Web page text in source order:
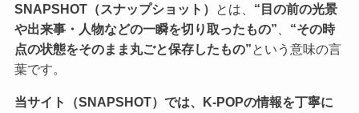
SNAPSHOT（スナップショット） とは、 “目の前の光景
や出来事・人物などの一瞬を切り取ったもの”
“その時
点の状態をそのまま丸ごと保存したもの” という意味の言
葉です。
当サイト（SNAPSHOT）では、K-POPの情報を丁寧に